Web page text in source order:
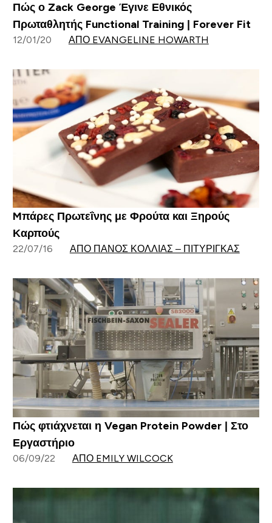
Πώς ο Zack George Έγινε Εθνικός
Πρωταθλητής Functional Training | Forever Fit
12/01/20 ΑΠΌ EVANGELINE HOWARTH
Mπάρες Πρωτεΐνης με Φρούτα και Ξηρούς
Καρπούς
22/07/16 ΑΠΌ ΠΆΝΟΣ ΚΌΛΛΙΑΣ – ΠΙΤΥΡΊΓΚΑΣ
Πώς φτιάχνεται η Vegan Protein Powder | Στο
Εργαστήριο
06/09/22 ΑΠΌ EMILY WILCOCK